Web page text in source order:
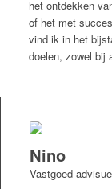
het ontdekken
of het met
vind ik in het
doelen, zowel bij
Nino
Vastgoed